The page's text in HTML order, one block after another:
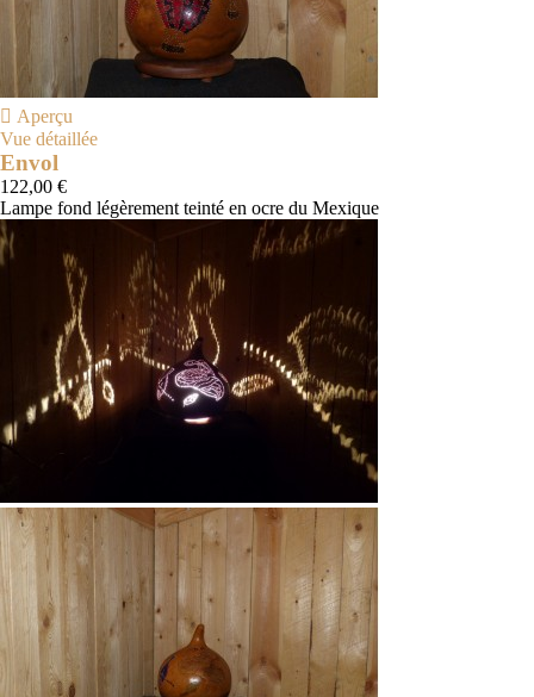
 Aperçu
Vue détaillée
Envol
122,00 €
Lampe fond légèrement teinté en ocre du Mexique
Naturel